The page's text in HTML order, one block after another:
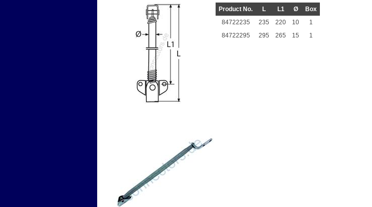
Product No. L L1 Ø
Box
84722235
235 220 10
1
84722295
295 265 15 1